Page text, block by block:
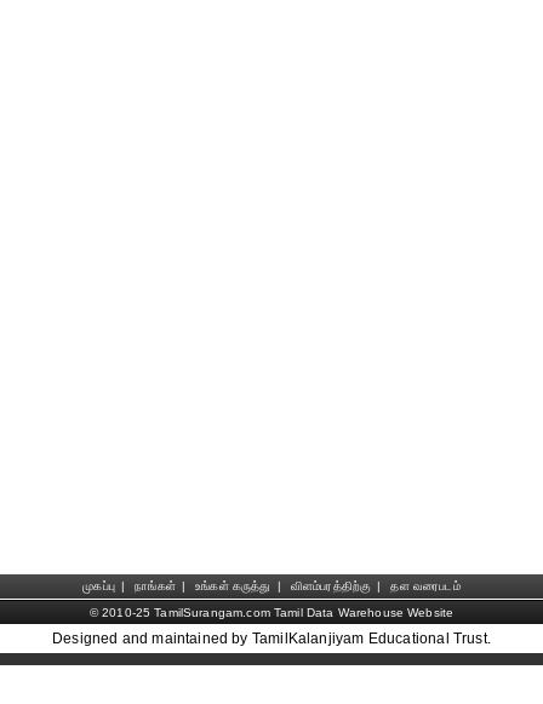
முகப்பு | நாங்கள் | உங்கள் கருத்து | விளம்பரத்திற்கு |
தள வரைபடம்
© 2010-25 TamilSurangam.com Tamil Data Warehouse Website
Designed and maintained by TamilKalanjiyam Educational Trust.